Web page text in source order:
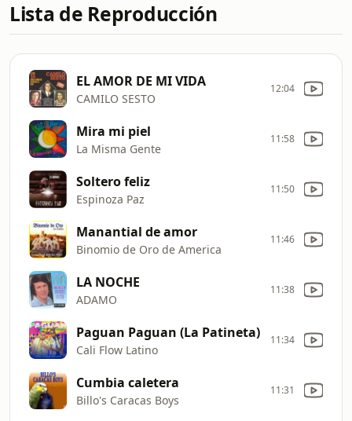
Lista de Reproducción
EL AMOR DE MI VIDA
CAMILO SESTO
12:04
Mira mi piel
La Misma Gente
11:58
Soltero feliz
Espinoza Paz
11:50
Manantial de amor
Binomio de Oro de America
11:46
LA NOCHE
ADAMO
11:38
Paguan Paguan (La Patineta)
Cali Flow Latino
11:34
Cumbia caletera
Billo's Caracas Boys
11:31